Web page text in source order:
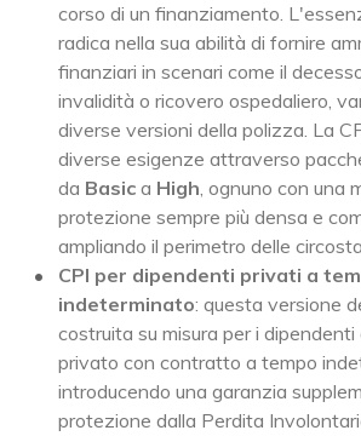
corso di un finanziamento.
radica nella sua abilità di fornire
finanziari in scenari come il
invalidità o ricovero ospedaliero,
diverse versioni della polizza. La
diverse esigenze attraverso
da Basic a High, ognuno con una
protezione sempre più densa e
ampliando il perimetro delle
CPI per dipendenti privati a
indeterminato: questa versione
costruita su misura per i
privato con contratto a tempo
introducendo una garanzia
protezione dalla Perdita